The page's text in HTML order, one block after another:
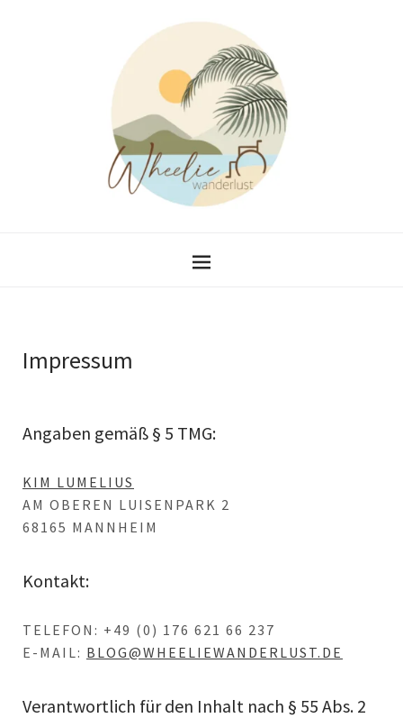
Impressum
Angaben gemäß § 5 TMG:
KIM LUMELIUS
AM OBEREN LUISENPARK 2
68165 MANNHEIM
Kontakt:
TELEFON: +49 (0) 176 621 66 237
E-MAIL: BLOG@WHEELIEWANDERLUST.DE
Verantwortlich für den Inhalt nach § 55 Abs. 2